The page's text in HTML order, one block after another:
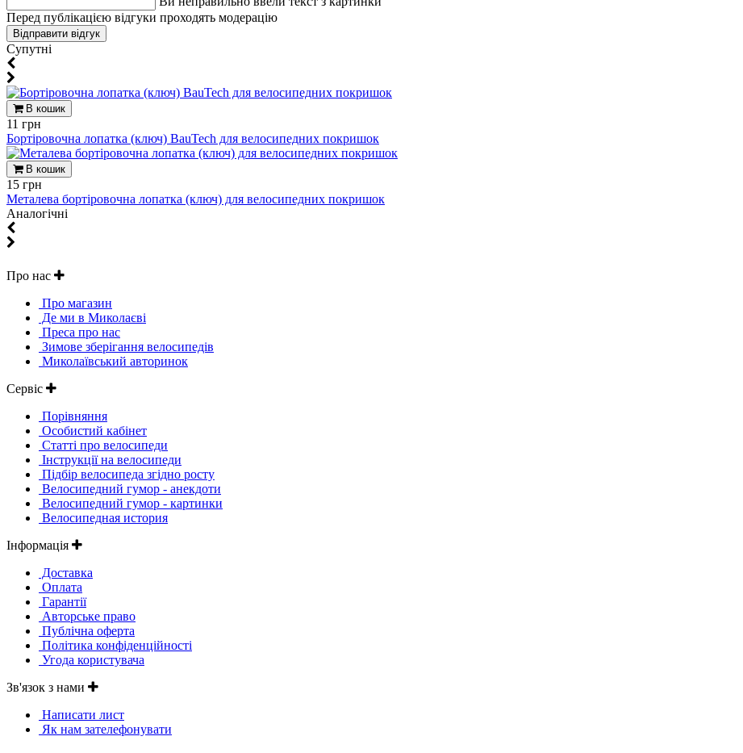
Перед публікацією відгуки проходять модерацію
Супутні
В кошик
11 грн
Бортіровочна лопатка (ключ) BauTech для велосипедних покришок
В кошик
15 грн
Металева бортіровочна лопатка (ключ) для велосипедних покришок
Aналогічні
Про нас
Про магазин
Де ми в Миколаєві
Преса про нас
Зимове зберігання велосипедів
Миколаївський авторинок
Сервіс
Порівняння
Особистий кабінет
Статті про велосипеди
Інструкції на велосипеди
Підбір велосипеда згідно росту
Велосипедний гумор - анекдоти
Велосипедний гумор - картинки
Велосипедная история
Інформація
Доставка
Оплата
Гарантії
Авторське право
Публічна оферта
Політика конфіденційності
Угода користувача
Зв'язок з нами
Написати лист
Як нам зателефонувати